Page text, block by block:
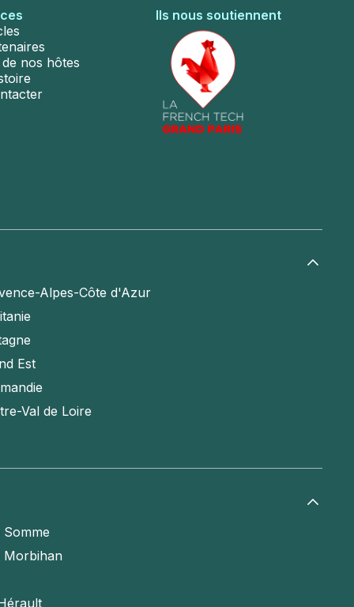
nos hôtes
Ils nous soutiennent
Alpes-Côte d'Azur
Est
Val de Loire
Somme
Morbihan